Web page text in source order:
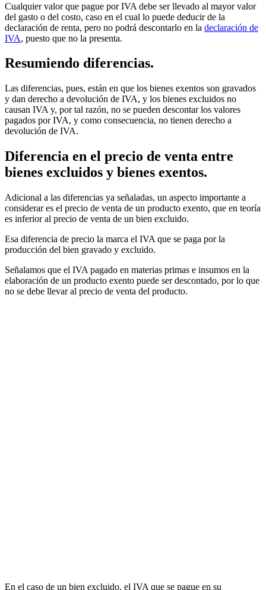
Cualquier valor que pague por IVA debe ser llevado al mayor valor
del gasto o del costo, caso en el cual lo puede deducir de la
declaración de renta, pero no podrá descontarlo en la declaración de
IVA, puesto que no la presenta.
Resumiendo diferencias.
Las diferencias, pues, están en que los bienes exentos son gravados
y dan derecho a devolución de IVA, y los bienes excluidos no
causan IVA y, por tal razón, no se pueden descontar los valores
pagados por IVA, y como consecuencia, no tienen derecho a
devolución de IVA.
Diferencia en el precio de venta entre
bienes excluidos y bienes exentos.
Adicional a las diferencias ya señaladas, un aspecto importante a
considerar es el precio de venta de un producto exento, que en teoría
es inferior al precio de venta de un bien excluido.
Esa diferencia de precio la marca el IVA que se paga por la
producción del bien gravado y excluido.
Señalamos que el IVA pagado en materias primas e insumos en la
elaboración de un producto exento puede ser descontado, por lo que
no se debe llevar al precio de venta del producto.
En el caso de un bien excluido, el IVA que se pague en su